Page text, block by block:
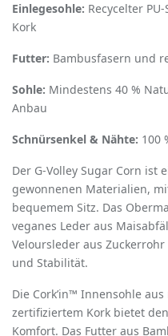
Einlegesohle: Recycelter
Kork
Futter: Bambusfasern und
Sohle: Mindestens 40 %
Anbau
Schnürsenkel & Nähte: 100
Der G-Volley Sugar Corn ist
gewonnenen Materialien,
bequemem Sitz. Das
veganes Leder aus
Veloursleder aus
und Stabilität.
Die Cork’in™ Innensohle
zertifiziertem Kork bietet
Komfort. Das Futter aus